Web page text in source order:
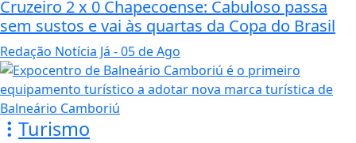
Cruzeiro 2 x 0 Chapecoense: Cabuloso passa
sem sustos e vai às quartas da Copa do Brasil
Redação Notícia Já - 05 de Ago
Turismo